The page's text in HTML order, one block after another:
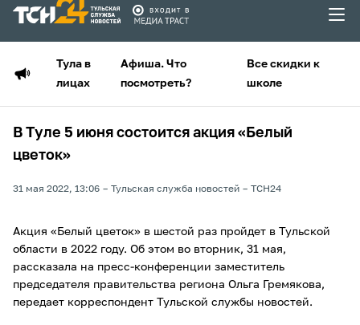
Тула в
лицах
Афиша. Что
посмотреть?
Все скидки к
школе
В Туле 5 июня состоится акция «Белый
цветок»
31 мая 2022, 13:06 Тульская служба новостей ТСН24
Акция «Белый цветок» в шестой раз пройдет в Тульской
области в 2022 году. Об этом во вторник, 31 мая,
рассказала на пресс-конференции заместитель
председателя правительства региона Ольга Гремякова,
передает корреспондент Тульской службы новостей.